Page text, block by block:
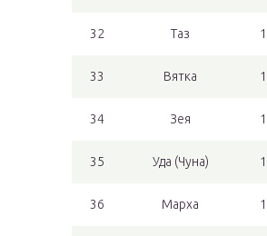
32 Таз
33 Вятка
34 Зея
35 Уда (Чуна)
36 Марха